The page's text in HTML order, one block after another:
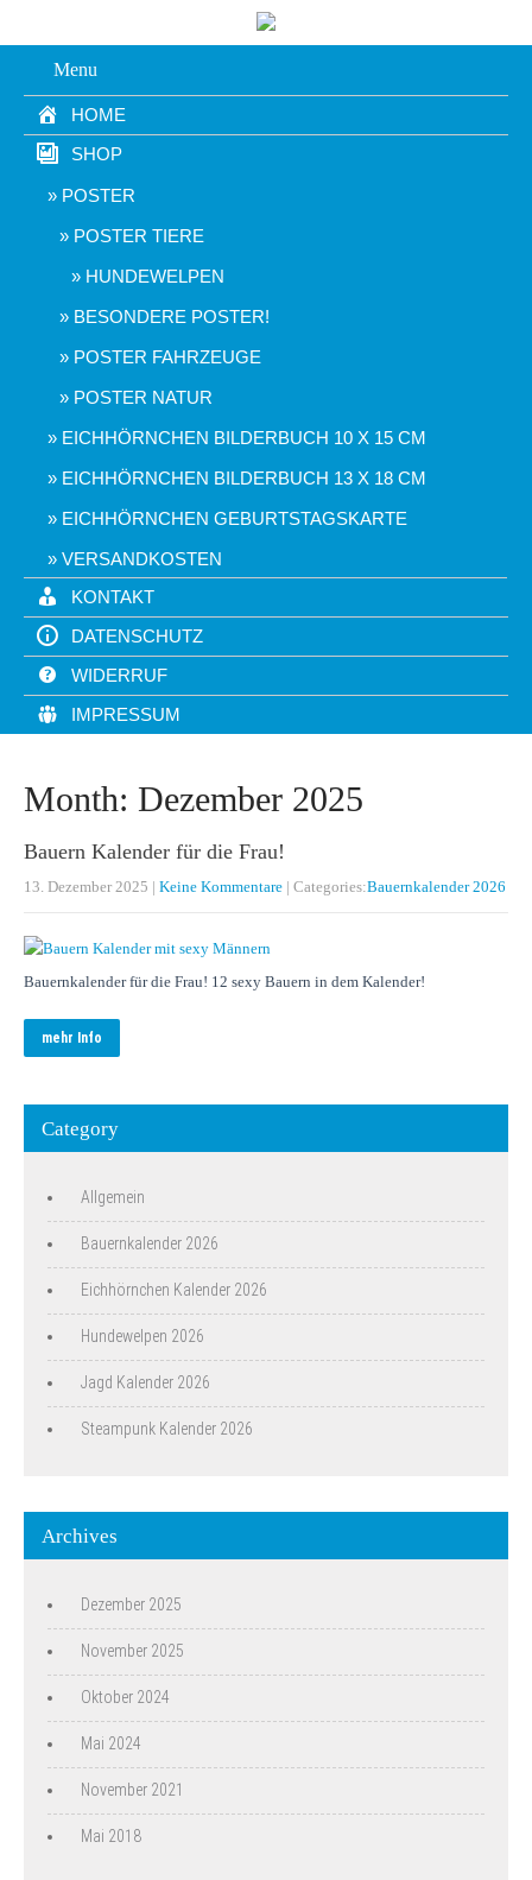
Menu
HOME
SHOP
POSTER
POSTER TIERE
HUNDEWELPEN
BESONDERE POSTER!
POSTER FAHRZEUGE
POSTER NATUR
EICHHÖRNCHEN BILDERBUCH 10 X 15 CM
EICHHÖRNCHEN BILDERBUCH 13 X 18 CM
EICHHÖRNCHEN GEBURTSTAGSKARTE
VERSANDKOSTEN
KONTAKT
DATENSCHUTZ
WIDERRUF
IMPRESSUM
Month: Dezember 2025
Bauern Kalender für die Frau!
13. Dezember 2025 | Keine Kommentare | Categories:Bauernkalender 2026
Bauernkalender für die Frau! 12 sexy Bauern in dem Kalender!
mehr Info
Category
Allgemein
Bauernkalender 2026
Eichhörnchen Kalender 2026
Hundewelpen 2026
Jagd Kalender 2026
Steampunk Kalender 2026
Archives
Dezember 2025
November 2025
Oktober 2024
Mai 2024
November 2021
Mai 2018